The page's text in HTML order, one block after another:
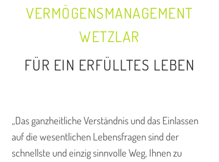
VERMÖGENSMANAGEMENT
WETZLAR
FÜR EIN ERFÜLLTES LEBEN
„Das ganzheitliche Verständnis und das Einlassen
auf die wesentlichen Lebensfragen sind der
schnellste und einzig sinnvolle Weg, Ihnen zu